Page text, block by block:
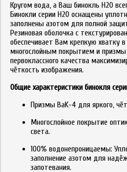
Кругом вода, а Ваш бинокль H2O
Бинокли серии H20 оснащены
заполнены азотом для полной
Резиновая оболочка с
обеспечивает Вам крепкую хватку
многослойным покрытием и
первоклассного качества
чёткость изображения.
Общие характеристики бинокля
Призмы BaK-4 для яркого,
Многослойное покрытие
света.
100% водонепроницаемы:
заполнение азотом для
запотевания.